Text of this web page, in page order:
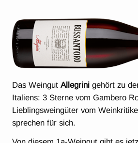
Das WeingutAllegrini gehört zu
Italiens: 3 Sterne vom Gambero
Lieblingsweingüter vom
sprechen für sich.